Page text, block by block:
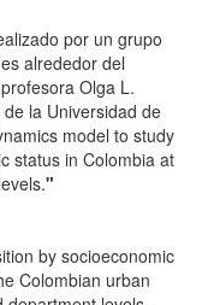
por un grupo
alrededor del
Olga L.
la Universidad de
model to study
status in Colombia at
"
by socioeconomic
Colombian urban